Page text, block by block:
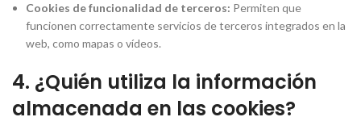
Cookies de funcionalidad de terceros: Permiten que
funcionen correctamente servicios de terceros integrados en la
web, como mapas o vídeos.
4. ¿Quién utiliza la información
almacenada en las cookies?